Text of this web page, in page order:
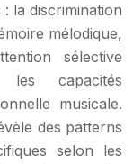
la discrimination
mélodique,
sélective
capacités
musicale.
des patterns
selon les